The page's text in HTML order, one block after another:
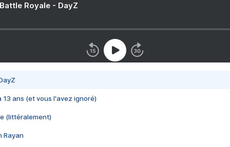
Royale - DayZ
13 ans (et vous l'avez ignoré)
(littéralement)
Rayan